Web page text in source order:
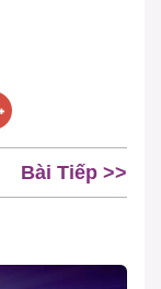
Bài Tiếp >>